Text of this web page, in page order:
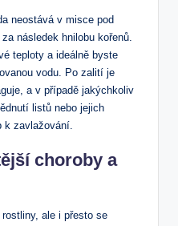
neostává v misce pod
následek hnilobu kořenů.
teploty a ideálně byste
vodu. Po zalití je
a v případě jakýchkoliv
listů nebo jejich
k zavlažování.
choroby a
ale i přesto se